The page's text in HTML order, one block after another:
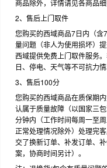
商品除外，详情请见各商品细
2、售后上门取件
您购买的西域商品7日内（
量问题（非人为使用损坏）
西域提供免费上门取件服务
日、停电、天气等不可抗力情
3、售后100分
您购买的西域商品在质保期
认属于质量故障（以国家三
分钟内（工作时间每周一至
正常处理情况除外）处理完
交了换新订单、补发订单、
案，协商时间另计）。